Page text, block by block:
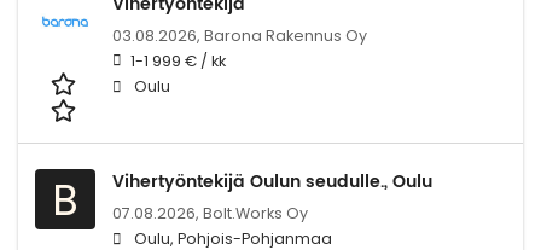
03.08.2026, Barona Rakennus Oy
1-1 999 € / kk
Oulu
B Vihertyöntekijä Oulun seudulle., Oulu
07.08.2026, Bolt.Works Oy
Oulu, Pohjois-Pohjanmaa